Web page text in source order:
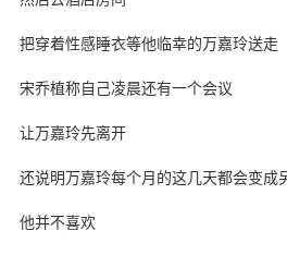
把穿着性感睡衣等他临幸的万嘉玲送走
宋乔植称自己凌晨还有一个会议
让万嘉玲先离开
还说明万嘉玲每个月的这几天都会变成
他并不喜欢